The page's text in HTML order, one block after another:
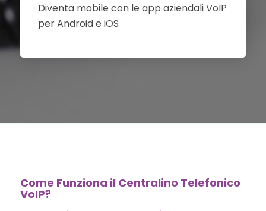
Diventa mobile con le app aziendali VoIP
per Android e iOS
Come Funziona il Centralino Telefonico
VoIP?